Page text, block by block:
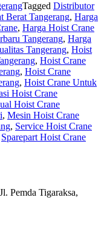
Tagged Distributor
Berat Tangerang, Harga
, Harga Hoist Crane
Tangerang, Harga
Tangerang, Hoist
, Hoist Crane
, Hoist Crane
, Hoist Crane Untuk
Hoist Crane
Hoist Crane
, Mesin Hoist Crane
, Service Hoist Crane
Sparepart Hoist Crane
Pemda Tigaraksa,